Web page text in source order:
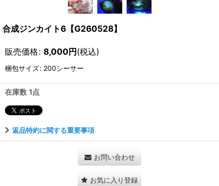
合成ジンカイト6【G260528】
販売価格: 8,000円(税込)
梱包サイズ: 200シーサー
在庫数 1点
返品特約に関する重要事項
お問い合わせ
お気に入り登録